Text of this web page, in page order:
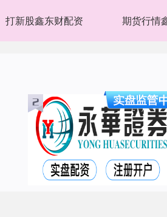
打新股鑫东财配资 期货行情